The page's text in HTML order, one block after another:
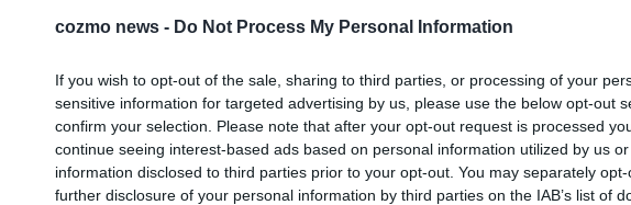
cozmo news - Do Not Process My Personal Information
If you wish to opt-out of the sale, sharing to third parties, or processing of your
sensitive information for targeted advertising by us, please use the below opt-out
confirm your selection. Please note that after your opt-out request is processed
continue seeing interest-based ads based on personal information utilized by us
information disclosed to third parties prior to your opt-out. You may separately
further disclosure of your personal information by third parties on the IAB’s list of
Redaktion kuratiert die Clips, Streams und Highlights extra für dich. Kein langes
Suchen, kein Scrollen durch endlose Seiten – einfach einschalten, mitfiebern und